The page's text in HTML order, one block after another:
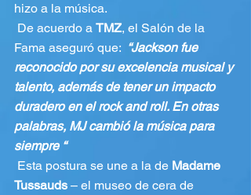
hizo a la música.
De acuerdo a TMZ, el Salón de la
Fama aseguró que: “Jackson fue
reconocido por su excelencia musical y
talento, además de tener un impacto
duradero en el rock and roll. En otras
palabras, MJ cambió la música para
siempre “
Esta postura se une a la de Madame
Tussauds – el museo de cera de